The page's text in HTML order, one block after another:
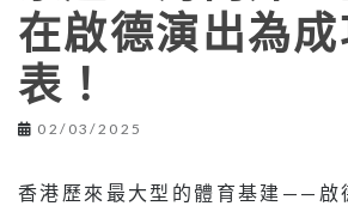
在啟德演出為
表！
02/03/2025
香港歷來最大型的體育基建——啟